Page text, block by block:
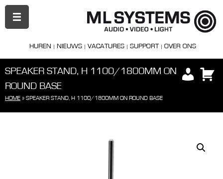
HUREN NIEUWS VACATURES SUPPORT OVER ONS
PRIMAIR
MENU
SPEAKER STAND, H 1100/1800MM ON
ROUND BASE
HOME » SPEAKER STAND, H 1100/1800MM ON ROUND BASE